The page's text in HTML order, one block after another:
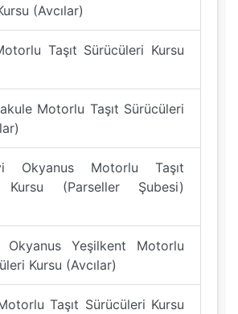
(Avcılar)
Taşıt Sürücüleri Kursu
Motorlu Taşıt Sürücüleri
Okyanus Motorlu Taşıt
Kursu (Parseller Şubesi)
Yeşilkent Motorlu
Kursu (Avcılar)
Taşıt Sürücüleri Kursu